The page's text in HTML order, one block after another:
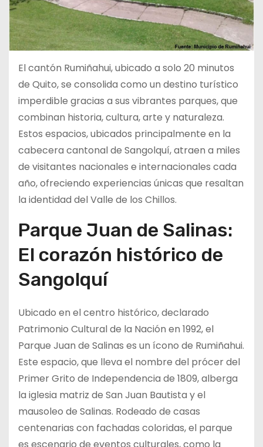
El cantón Rumiñahui, ubicado a solo 20 minutos
de Quito, se consolida como un destino turístico
imperdible gracias a sus vibrantes parques, que
combinan historia, cultura, arte y naturaleza.
Estos espacios, ubicados principalmente en la
cabecera cantonal de Sangolquí, atraen a miles
de visitantes nacionales e internacionales cada
año, ofreciendo experiencias únicas que resaltan
la identidad del Valle de los Chillos.
Parque Juan de Salinas:
El corazón histórico de
Sangolquí
Ubicado en el centro histórico, declarado
Patrimonio Cultural de la Nación en 1992, el
Parque Juan de Salinas es un ícono de Rumiñahui.
Este espacio, que lleva el nombre del prócer del
Primer Grito de Independencia de 1809, alberga
la iglesia matriz de San Juan Bautista y el
mausoleo de Salinas. Rodeado de casas
centenarias con fachadas coloridas, el parque
es escenario de eventos culturales, como la